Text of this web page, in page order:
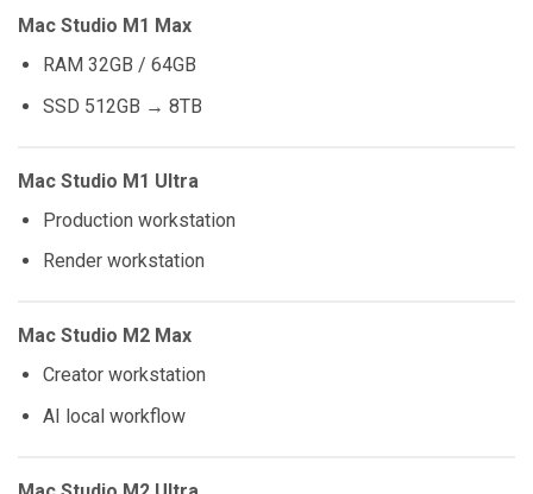
Mac Studio M1 Max
RAM 32GB / 64GB
SSD 512GB → 8TB
Mac Studio M1 Ultra
Production workstation
Render workstation
Mac Studio M2 Max
Creator workstation
AI local workflow